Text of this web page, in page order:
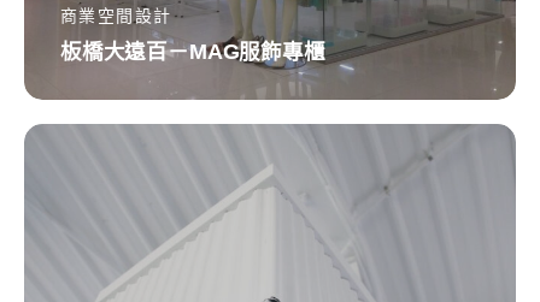
櫃
商業空間設計
板橋大遠百－MAG服飾專櫃
竹